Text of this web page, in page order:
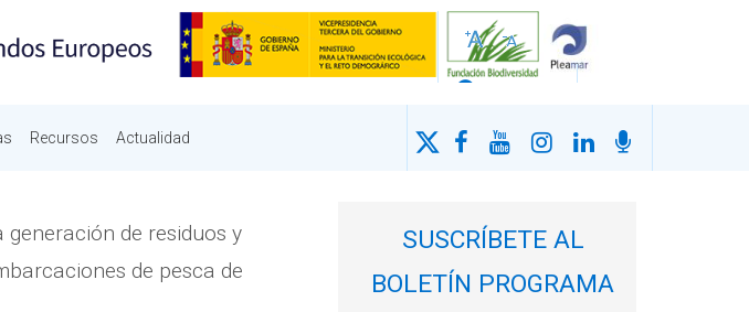
Recursos Actualidad
generación de residuos y
de pesca de
SUSCRÍBETE AL
BOLETÍN PROGRAMA